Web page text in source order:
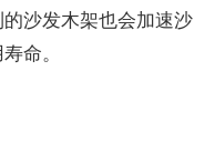
沙发木架也会加速沙
命。